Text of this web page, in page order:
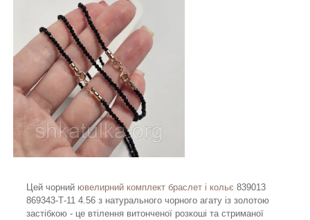
Цей чорний ювелирний комплект браслет і кольє 839013
869343-Т-11 4.56 з натурального чорного агату із золотою
застібкою - це втілення витонченої розкоші та стриманої